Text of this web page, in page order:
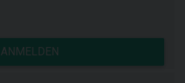
ANMELDEN